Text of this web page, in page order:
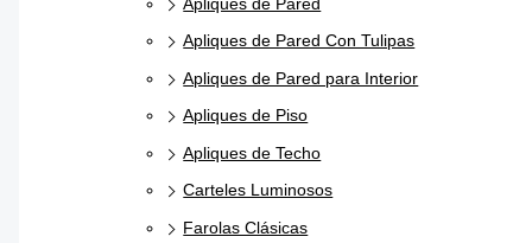
Apliques de Pared Con Tulipas
Apliques de Pared para Interior
Apliques de Piso
Apliques de Techo
Carteles Luminosos
Farolas Clásicas